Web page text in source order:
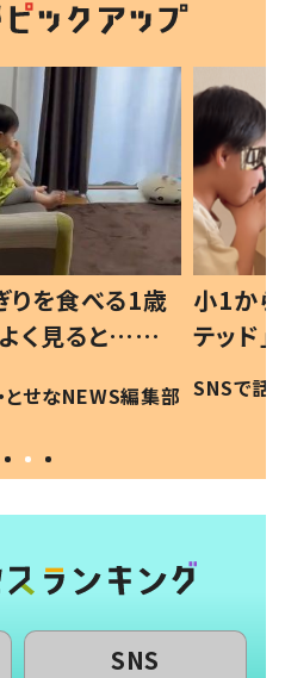
りを食べる1歳
く見ると…母
察した母の投稿
す！」「現行
とせなNEWS編集部
小1から
テッド
食”を
和の親
SNSで話
SNS